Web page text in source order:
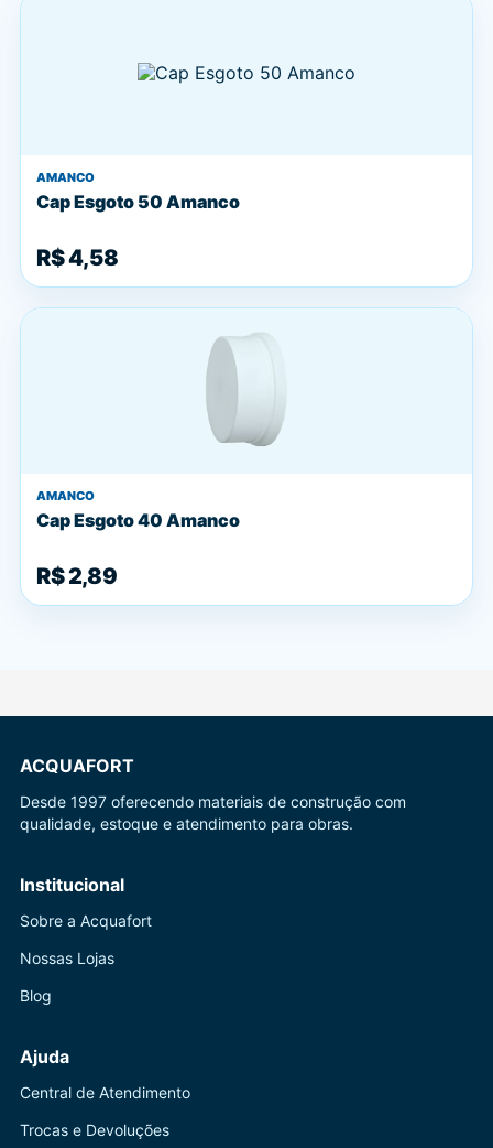
AMANCO
Cap Esgoto 50 Amanco
R$ 4,58
AMANCO
Cap Esgoto 40 Amanco
R$ 2,89
ACQUAFORT
Desde 1997 oferecendo materiais de construção com
qualidade, estoque e atendimento para obras.
Institucional
Sobre a Acquafort
Nossas Lojas
Blog
Ajuda
Central de Atendimento
Trocas e Devoluções